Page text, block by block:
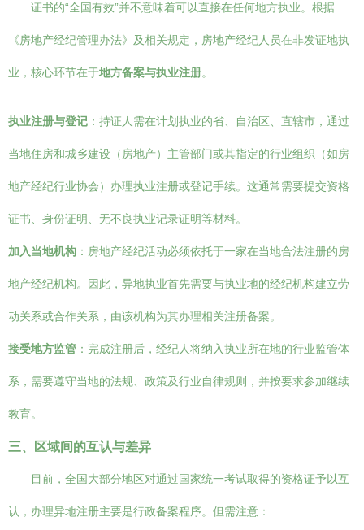
证书的“全国有效”并不意味着可以直接在任何地方执业。根据
《房地产经纪管理办法》及相关规定，房地产经纪人员在非发证地执
业，核心环节在于地方备案与执业注册。
执业注册与登记 ：持证人需在计划执业的省、自治区、直辖市，通过
当地住房和城乡建设（房地产）主管部门或其指定的行业组织（如房
地产经纪行业协会）办理执业注册或登记手续。这通常需要提交资格
证书、身份证明、无不良执业记录证明等材料。
加入当地机构 ：房地产经纪活动必须依托于一家在当地合法注册的房
地产经纪机构。因此，异地执业首先需要与执业地的经纪机构建立劳
动关系或合作关系，由该机构为其办理相关注册备案。
接受地方监管 ：完成注册后，经纪人将纳入执业所在地的行业监管体
系，需要遵守当地的法规、政策及行业自律规则，并按要求参加继续
教育。
三、区域间的互认与差异
目前，全国大部分地区对通过国家统一考试取得的资格证予以互
认，办理异地注册主要是行政备案程序。但需注意：